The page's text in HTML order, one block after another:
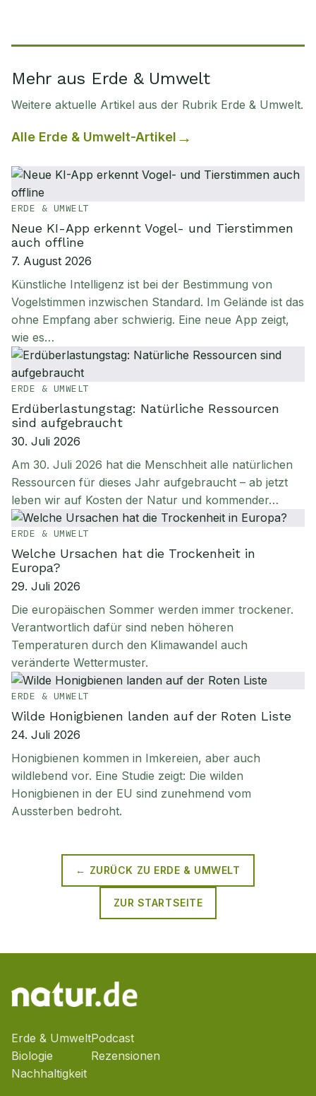
Mehr aus Erde & Umwelt
Weitere aktuelle Artikel aus der Rubrik Erde & Umwelt.
Alle Erde & Umwelt-Artikel
ERDE & UMWELT
Neue KI-App erkennt Vogel- und Tierstimmen
auch offline
7. August 2026
Künstliche Intelligenz ist bei der Bestimmung von
Vogelstimmen inzwischen Standard. Im Gelände ist das
ohne Empfang aber schwierig. Eine neue App zeigt,
wie es…
ERDE & UMWELT
Erdüberlastungstag: Natürliche Ressourcen
sind aufgebraucht
30. Juli 2026
Am 30. Juli 2026 hat die Menschheit alle natürlichen
Ressourcen für dieses Jahr aufgebraucht – ab jetzt
leben wir auf Kosten der Natur und kommender…
ERDE & UMWELT
Welche Ursachen hat die Trockenheit in
Europa?
29. Juli 2026
Die europäischen Sommer werden immer trockener.
Verantwortlich dafür sind neben höheren
Temperaturen durch den Klimawandel auch
veränderte Wettermuster.
ERDE & UMWELT
Wilde Honigbienen landen auf der Roten Liste
24. Juli 2026
Honigbienen kommen in Imkereien, aber auch
wildlebend vor. Eine Studie zeigt: Die wilden
Honigbienen in der EU sind zunehmend vom
Aussterben bedroht.
← ZURÜCK ZU ERDE & UMWELT
ZUR STARTSEITE
Erde & Umwelt
Biologie
Nachhaltigkeit
Podcast
Rezensionen